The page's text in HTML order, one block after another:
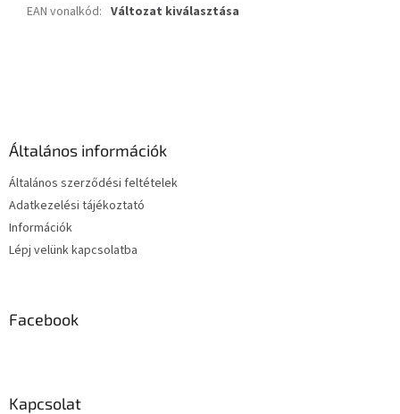
EAN vonalkód: Változat kiválasztása
Általános információk
Általános szerződési feltételek
Adatkezelési tájékoztató
Információk
Lépj velünk kapcsolatba
Facebook
Kapcsolat